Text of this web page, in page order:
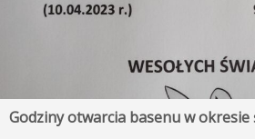
Godziny otwarcia basenu w okresie